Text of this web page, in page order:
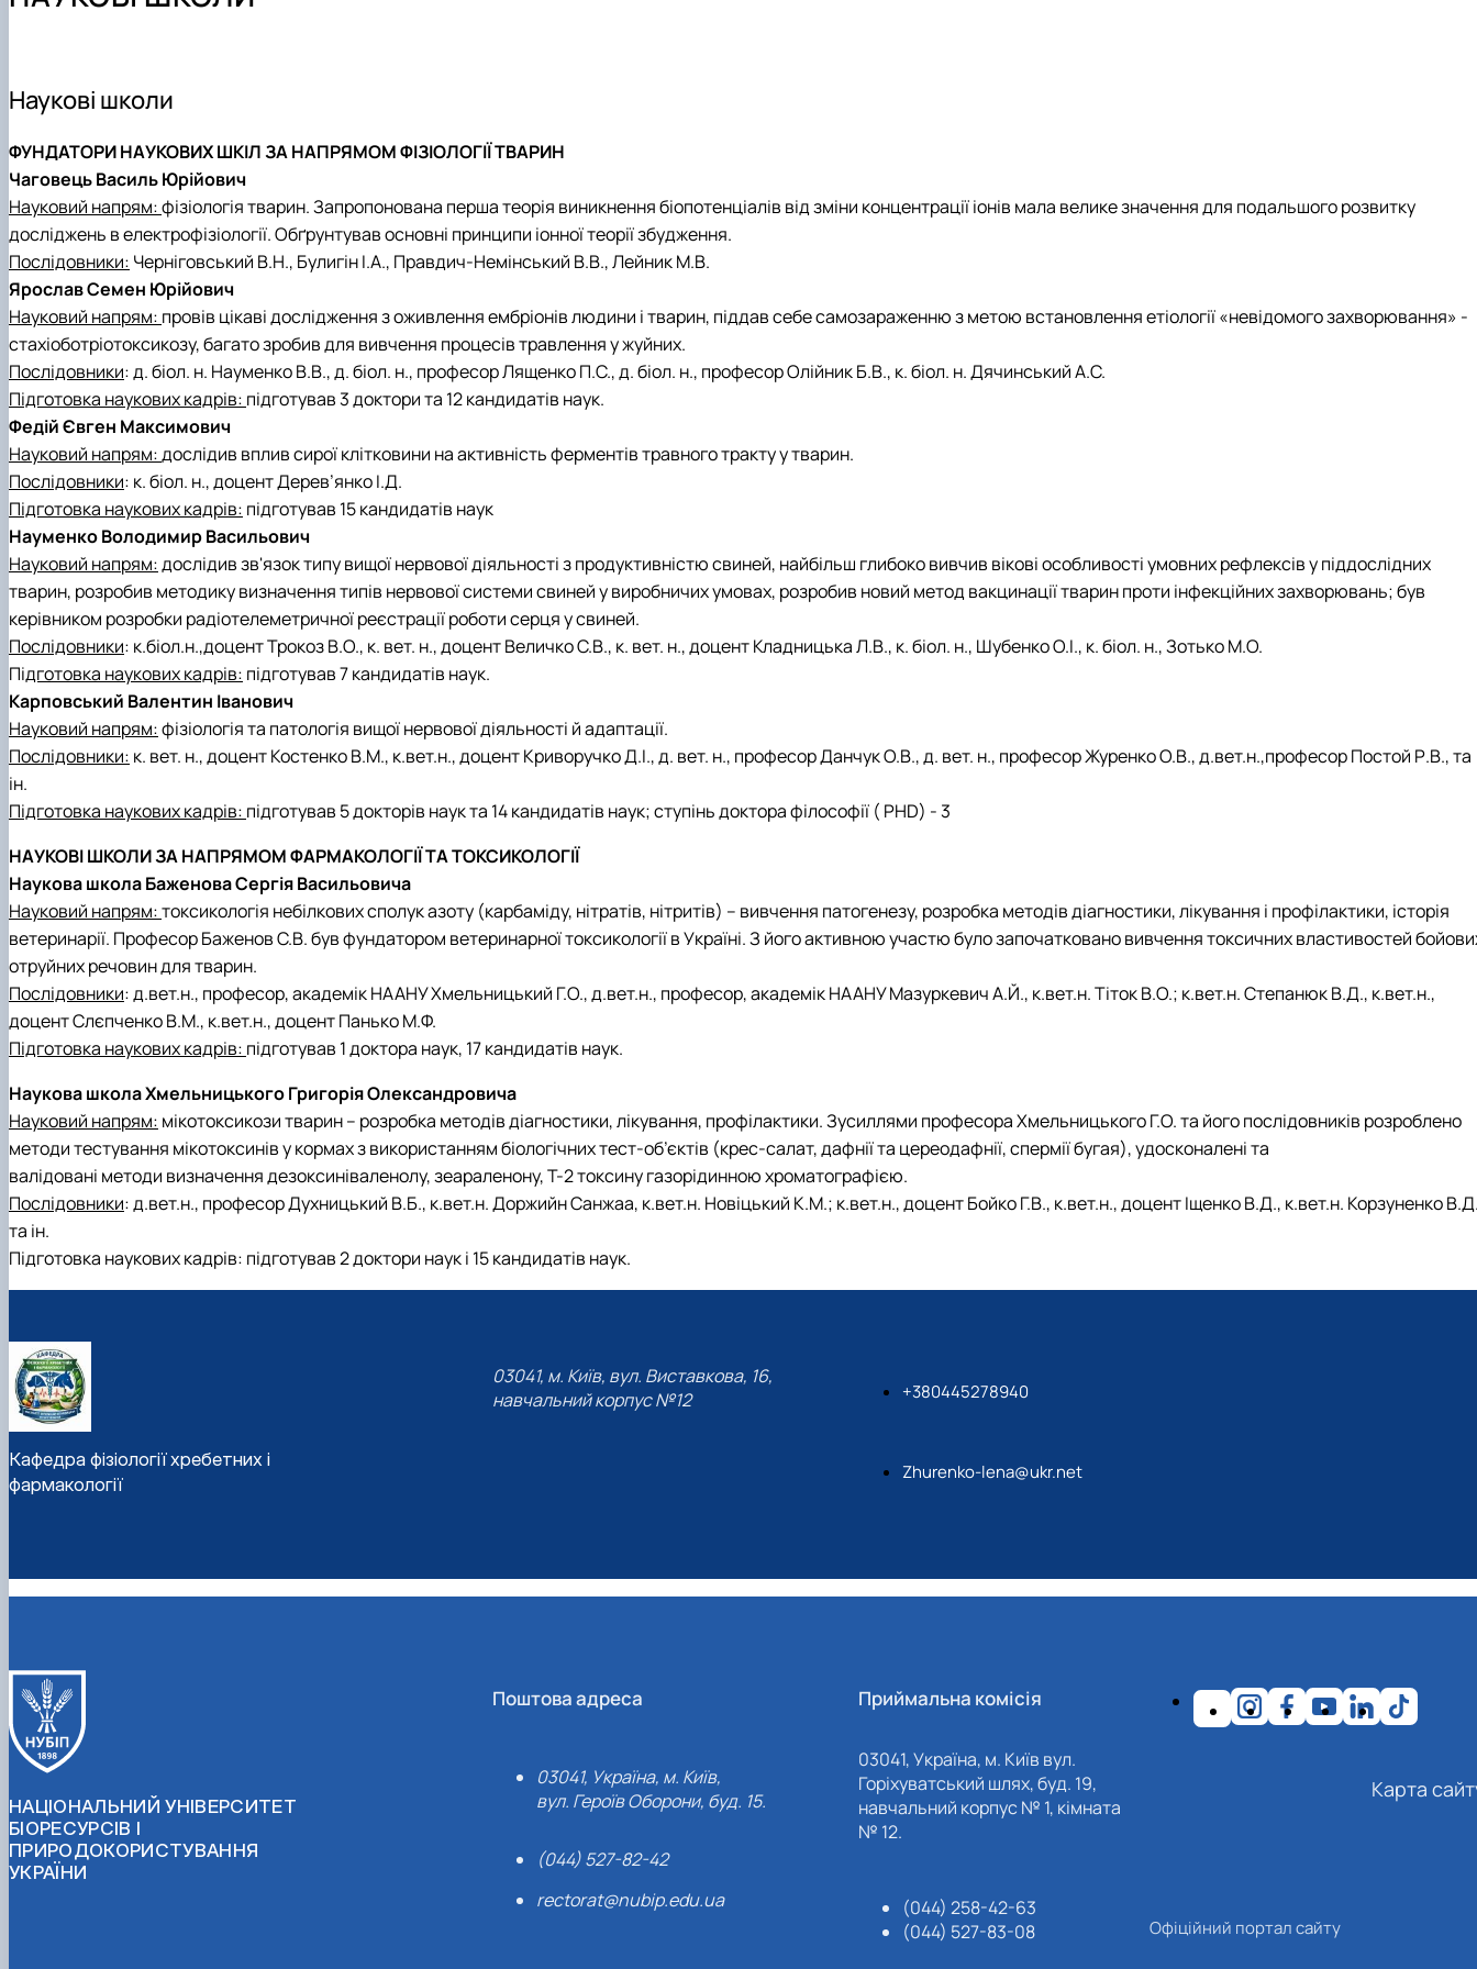
Навчально-методична література
Науковий гурток "Ветеринарна фармакологія і фармація"
Аспірантура
Наукові школи
ФУНДАТОРИ НАУКОВИХ ШКІЛ ЗА НАПРЯМОМ ФІЗІОЛОГІЇ ТВАРИН
Чаговець Василь Юрійович
Науковий напрям:фізіологія тварин. Запропонована перша теорія виникнення біопотенціалів від зміни концентрації іонів мала велике значення для подальшого розвитку
досліджень в електрофізіології. Обґрунтував основні принципи іонної теорії збудження.
Послідовники: Черніговський В.Н., Булигін І.А., Правдич-Немінський В.В., Лейник М.В.
Ярослав Семен Юрійович
Науковий напрям: провів цікаві дослідження з оживлення ембріонів людини і тварин, піддав себе самозараженню з метою встановлення етіології «невідомого захворювання» -
стахіоботріотоксикозу, багато зробив для вивчення процесів травлення у жуйних.
Послідовники: д. біол. н. Науменко В.В., д. біол. н., професор Лященко П.С., д. біол. н., професор Олійник Б.В., к. біол. н. Дячинський А.С.
Підготовка наукових кадрів: підготував 3 доктори та 12 кандидатів наук.
Федій Євген Максимович
Науковий напрям:дослідив вплив сирої клітковини на активність ферментів травного тракту у тварин.
Послідовники: к. біол. н., доцент Дерев’янко І.Д.
Підготовка наукових кадрів: підготував 15 кандидатів наук
Науменко Володимир Васильович
Науковий напрям:дослідив зв'язок типу вищої нервової діяльності з продуктивністю свиней, найбільш глибоко вивчив вікові особливості умовних рефлексів у піддослідних
тварин, розробив методику визначення типів нервової системи свиней у виробничих умовах, розробив новий метод вакцинації тварин проти інфекційних захворювань; був
керівником розробки радіотелеметричної реєстрації роботи серця у свиней.
Послідовники: к.біол.н.,доцент Трокоз В.О., к. вет. н., доцент Величко С.В., к. вет. н., доцент Кладницька Л.В., к. біол. н., Шубенко О.І., к. біол. н., Зотько М.О.
Підготовка наукових кадрів: підготував 7 кандидатів наук.
Карповський Валентин Іванович
Науковий напрям:фізіологія та патологія вищої нервової діяльності й адаптації.
Послідовники: к. вет. н., доцент Костенко В.М., к.вет.н., доцент Криворучко Д.І., д. вет. н., професор Данчук О.В., д. вет. н., професор Журенко О.В., д.вет.н.,професор Постой Р.В., та
ін.
Підготовка наукових кадрів: підготував 5 докторів наук та 14 кандидатів наук; ступінь доктора філософії ( PHD) - 3
НАУКОВІ ШКОЛИ ЗА НАПРЯМОМ ФАРМАКОЛОГІЇ ТА ТОКСИКОЛОГІЇ
Наукова школа Баженова Сергія Васильовича
Науковий напрям:токсикологія небілкових сполук азоту (карбаміду, нітратів, нітритів) – вивчення патогенезу, розробка методів діагностики, лікування і профілактики, історія
ветеринарії. Професор Баженов С.В. був фундатором ветеринарної токсикології в Україні. З його активною участю було започатковано вивчення токсичних властивостей
отруйних речовин для тварин.
Послідовники: д.вет.н., професор, академік НААНУ Хмельницький Г.О., д.вет.н., професор, академік НААНУ Мазуркевич А.Й., к.вет.н. Тіток В.О.; к.вет.н. Степанюк В.Д., к.вет.н.,
доцент Слєпченко В.М., к.вет.н., доцент Панько М.Ф.
Підготовка наукових кадрів: підготував 1 доктора наук, 17 кандидатів наук.
Наукова школа Хмельницького Григорія Олександровича
Науковий напрям: мікотоксикози тварин – розробка методів діагностики, лікування, профілактики. Зусиллями професора Хмельницького Г.О. та його послідовників розроблено
методи тестування мікотоксинів у кормах з використанням біологічних тест-об’єктів (крес-салат, дафнії та цереодафнії, спермії бугая), удосконалені та
валідовані методи визначення дезоксиніваленолу, зеараленону, Т-2 токсину газорідинною хроматографією.
Послідовники: д.вет.н., професор Духницький В.Б., к.вет.н. Доржийн Санжаа, к.вет.н. Новіцький К.М.; к.вет.н., доцент Бойко Г.В., к.вет.н., доцент Іщенко В.Д., к.вет.н. Корзуненко
та ін.
Підготовка наукових кадрів: підготував 2 доктори наук і 15 кандидатів наук.
Кафедра фізіології хребетних і
фармакології
03041, м. Київ, вул. Виставкова, 16,
навчальний корпус №12
+380445278940
Zhurenko-lena@ukr.net
НАЦІОНАЛЬНИЙ УНІВЕРСИТЕТ
БІОРЕСУРСІВ І
ПРИРОДОКОРИСТУВАННЯ
УКРАЇНИ
Поштова адреса
03041, Україна, м. Київ,
вул. Героїв Оборони, буд. 15.
(044) 527-82-42
rectorat@nubip.edu.ua
Приймальна комісія
03041, Україна, м. Київ вул.
Горіхуватський шлях, буд. 19,
навчальний корпус № 1, кімната
№ 12.
(044) 258-42-63
(044) 527-83-08
Карта
Офіційний портал сайту